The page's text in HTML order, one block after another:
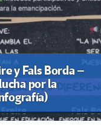
y Fals Borda –
por la